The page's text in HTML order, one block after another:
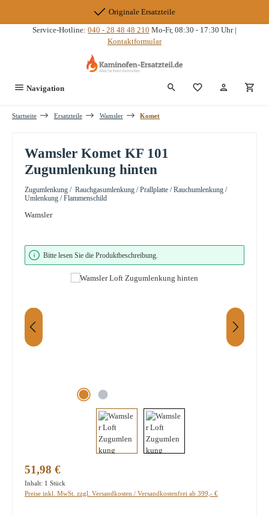
Originale Ersatzteile
Service-Hotline: 040 - 28 48 48 210 Mo-Fr, 08:30 - 17:30 Uhr |
Kontaktformular
Navigation Du hast 0
Startseite Ersatzteile Wamsler Komet
Wamsler Komet KF 101
Zugumlenkung hinten
Zugumlenkung / Rauchgasumlenkung / Prallplatte / Rauchumlenkung /
Umlenkung / Flammenschild
Wamsler
Bildergalerie überspringen
Bitte lesen Sie die Produktbeschreibung.
Regulärer Preis:
51,98 €
Inhalt: 1 Stück
Preise inkl. MwSt. zzgl. Versandkosten / Versandkostenfrei ab 399,- €